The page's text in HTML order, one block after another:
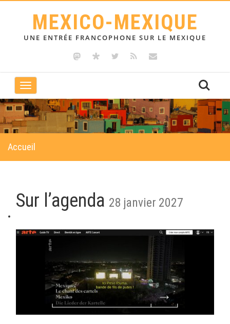
MEXICO-MEXIQUE
UNE ENTRÉE FRANCOPHONE SUR LE MEXIQUE
Toggle
navigation
Accueil
Sur l’agenda 28 janvier 2027